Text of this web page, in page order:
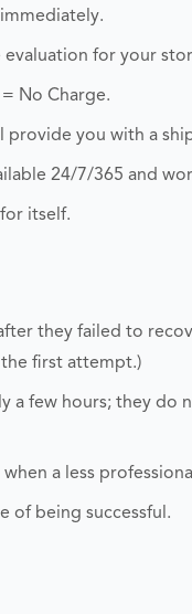
for your
No Charge.
you with a
24/7/365 and
itself.
they failed to
the first attempt.)
a few hours; they
a less
of being successful.